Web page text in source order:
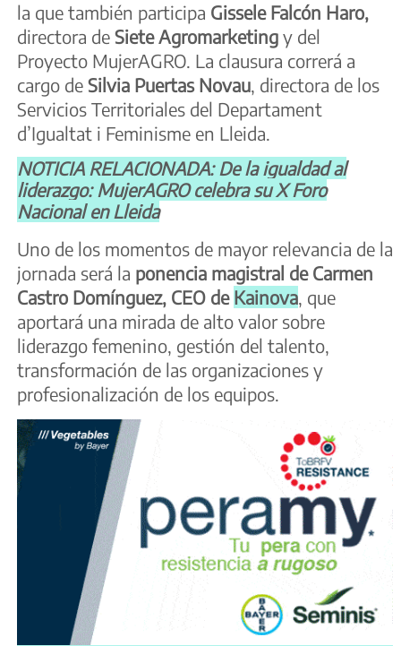
la que también participa Gissele Falcón Haro,
directora de Siete Agromarketing y del
Proyecto MujerAGRO. La clausura correrá a
cargo de Silvia Puertas Novau , directora de los
Servicios Territoriales del Departament
d’Igualtat i Feminisme en Lleida.
NOTICIA RELACIONADA: De la igualdad al
liderazgo: MujerAGRO celebra su X Foro
Nacional en Lleida
Uno de los momentos de mayor relevancia de la
jornada será la ponencia magistral de Carmen
Castro Domínguez, CEO de Kainova, que
aportará una mirada de alto valor sobre
liderazgo femenino, gestión del talento,
transformación de las organizaciones y
profesionalización de los equipos.